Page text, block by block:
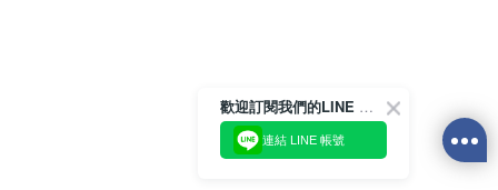
歡迎訂閱我們的LINE 官方帳號
連結 LINE 帳號